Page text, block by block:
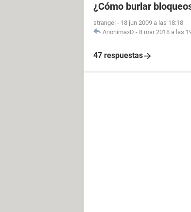
¿Cómo burlar
strangel - 18 jun 2009 a las 18:18
AnonimaxD - 8 mar 2018 a las
47 respuestas